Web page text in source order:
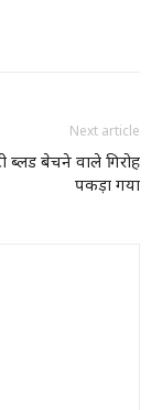
Next article
ब्लड बेचने वाले गिरोह
पकड़ा गया